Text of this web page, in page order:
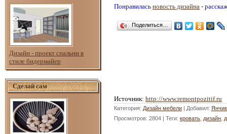
Дизайн - проект спальни в
стиле бидермайер
Сделай сам
Понравилась новость дизайна -
Поделиться…
Источник: http://www.remontpozitif.ru
Категория: Дизайн мебели | Добавил: Янчик
Просмотров: 2804 | Теги: кровать дизайн